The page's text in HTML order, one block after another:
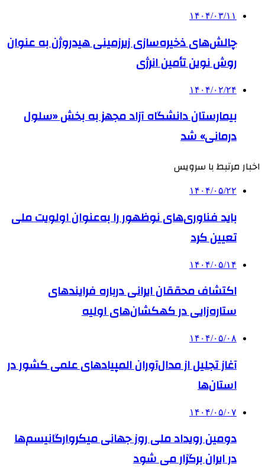
۱۴۰۴/۰۳/۱۱
چالش‌های ذخیره‌سازی زیرزمینی هیدروژن به عنوان
روش نوین تأمین انرژی
۱۴۰۴/۰۲/۲۴
بیمارستان دانشگاه آزاد مجهز به بخش «سلول
درمانی» شد
اخبار مرتبط با سرویس
۱۴۰۴/۰۵/۲۲
باید فناوری‌های نوظهور را به‌عنوان اولویت ملی
تعیین کرد
۱۴۰۴/۰۵/۱۴
اکتشاف محققان ایرانی درباره فرایندهای
ستاره‌زایی در کهکشان‌های اولیه
۱۴۰۴/۰۵/۰۸
آغاز تجلیل از مدال‌آوران المپیادهای علمی کشور در
استان‌ها
۱۴۰۴/۰۵/۰۷
دومین رویداد ملی روز جهانی میکروارگانیسم‌ها
در ایران برگزار می شود